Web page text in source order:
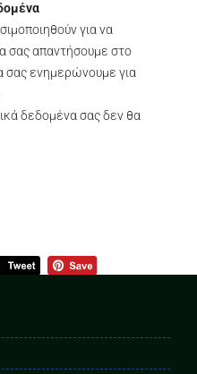
για να
σας απαντήσουμε στο
σας ενημερώνουμε για
δεδομένα σας δεν θα